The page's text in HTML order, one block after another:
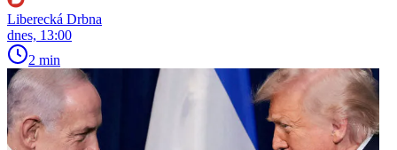
Liberecká Drbna
dnes, 13:00
2 min